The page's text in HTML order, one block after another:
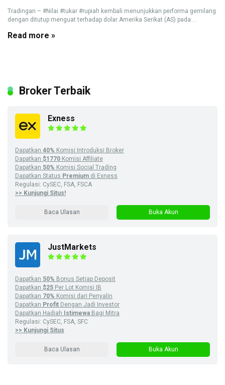
Tradingan – #Nilai #tukar #rupiah kembali menunjukkan performa gemilang
dengan ditutup menguat terhadap dolar Amerika Serikat (AS) pada ...
Read more »
Broker Terbaik
Exness
Dapatkan 40% Komisi Introduksi Broker
Dapatkan $1770 Komisi Affiliate
Dapatkan 50% Komisi Social Trading
Dapatkan Status Premium di Exness
Regulasi: CySEC, FSA, FSCA
>> Kunjungi Situs!
Baca Ulasan Buka Akun
JustMarkets
Dapatkan 50% Bonus Setiap Deposit
Dapatkan $25 Per Lot Komisi IB
Dapatkan 70% Komisi dari Penyalin
Dapatkan Profit Dengan Jadi Investor
Dapatkan Hadiah
Istimewa Bagi Mitra
Regulasi: CySEC, FSA, SFC
>> Kunjungi Situs
Baca Ulasan Buka Akun